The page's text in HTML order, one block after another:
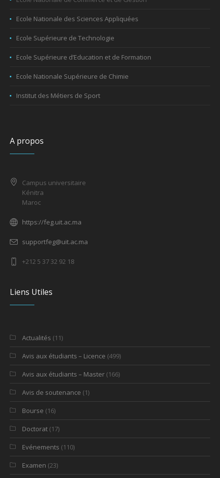
Ecole Nationale des Sciences Appliquées
Ecole Supérieure de Technologie
Ecole Supérieure d’Education et de Formation
Ecole Nationale Supérieure de Chimie
Institut des Métiers de Sport
A propos
Campus universitaire
Kénitra
Maroc
https://feg.uit.ac.ma
supportfeg@uit.ac.ma
+212 5 37 32 92 18
Liens Utiles
Actualités (11)
Avis aux étudiants – Licence (499)
Avis aux étudiants – Master (166)
Avis de soutenance (1)
Bourse (16)
Doctorat (17)
Evénements (110)
Examen (23)